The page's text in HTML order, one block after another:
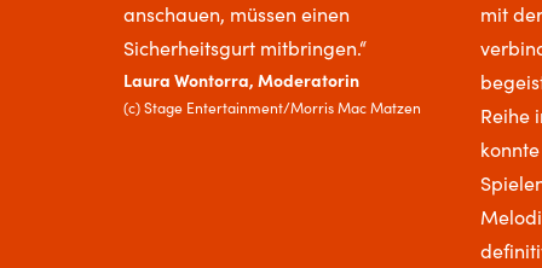
anschauen, müssen einen
Sicherheitsgurt mitbringen.“
Laura Wontorra, Moderatorin
(c) Stage Entertainment/Morris Mac Matzen
mit
Reihe